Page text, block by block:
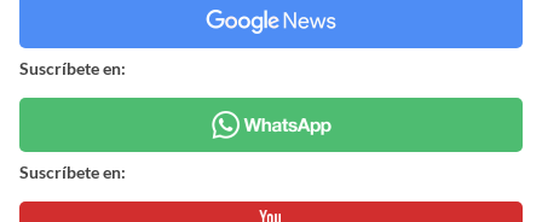
Suscríbete en:
Suscríbete en: